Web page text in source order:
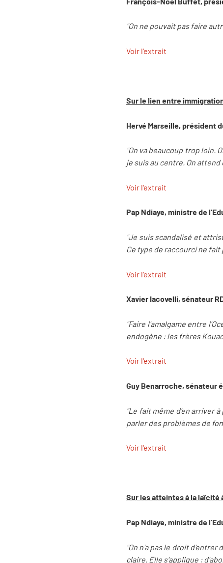
"On ne pouvait pas faire
Voir l'extrait
Sur le lien entre
Hervé Marseille, président
"On va beaucoup trop loin.
je suis au centre. On
Voir l'extrait
Pap Ndiaye, ministre de
"Je suis scandalisé et
Ce type de raccourci ne
Voir l'extrait
Xavier Iacovelli, sénateur
"Faire l'amalgame entre
endogène : les frères
Voir l'extrait
Guy Benarroche, sénateur
"Le fait même d'en arriver
parler des problèmes de
Voir l'extrait
Sur les atteintes à la laïcité
Pap Ndiaye, ministre de
"On n'a pas le droit
claire. Elle s'applique :